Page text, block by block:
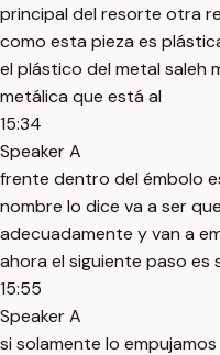
principal del resorte otra
como esta pieza es
el plástico del metal saleh
metálica que está al
15:34
Speaker A
frente dentro del émbolo
nombre lo dice va a ser
adecuadamente y van a
ahora el siguiente paso es
15:55
Speaker A
si solamente lo